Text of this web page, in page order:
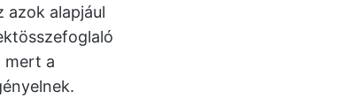
azok alapjául
mert a